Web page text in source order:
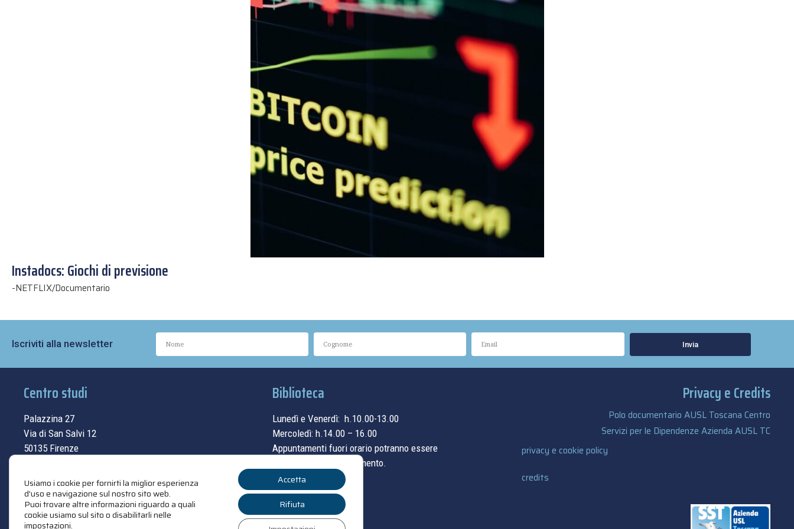
Instadocs: Giochi di previsione
-NETFLIX/Documentario
Iscriviti alla newsletter Invia
Centro studi
Palazzina 27
Via di San Salvi 12
50135 Firenze
contatti
Biblioteca
Lunedì e Venerdì: h.10.00-13.00
Mercoledì: h.14.00 – 16.00
Appuntamenti fuori orario potranno essere
concordati su appuntamento.
Privacy e Credits
Polo documentario AUSL Toscana Centro
Servizi per le Dipendenze Azienda AUSL TC
privacy e cookie policy
credits
Usiamo i cookie per fornirti la miglior esperienza
d'uso e navigazione sul nostro sito web.
Puoi trovare altre informazioni riguardo a quali
cookie usiamo sul sito o disabilitarli nelle
impostazioni.
Accetta
Rifiuta